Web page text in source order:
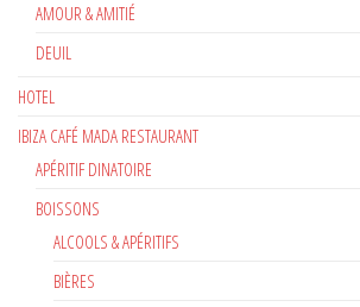
AMOUR & AMITIÉ
DEUIL
HOTEL
IBIZA CAFÉ MADA RESTAURANT
APÉRITIF DINATOIRE
BOISSONS
ALCOOLS & APÉRITIFS
BIÈRES